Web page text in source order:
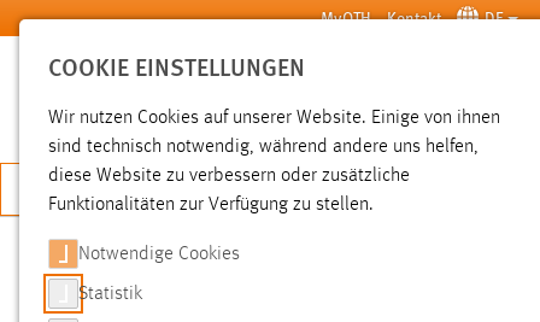
Zum Hauptinhalt springen MyOTH Kontakt DE
SUCHE
JETZT BEWERBEN
SUCHE
COOKIE EINSTELLUNGEN
Wir nutzen Cookies auf unserer Website. Einige von ihnen
sind technisch notwendig, während andere uns helfen,
diese Website zu verbessern oder zusätzliche
Funktionalitäten zur Verfügung zu stellen.
Notwendige Cookies
Statistik